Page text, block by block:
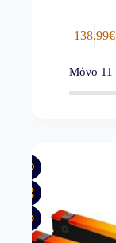
138,99€
Μόνο 11